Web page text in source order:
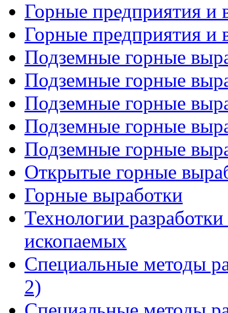
Горные предприятия и
Горные предприятия и
Подземные горные
Подземные горные
Подземные горные
Подземные горные
Подземные горные
Открытые горные
Горные выработки
Технологии
ископаемых
Специальные методы
2)